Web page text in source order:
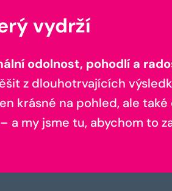
vydrží
odolnost, pohodlí a
z dlouhotrvajících
krásné na pohled, ale
a my jsme tu, abychom to